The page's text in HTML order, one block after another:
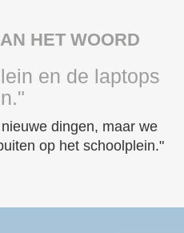
HET WOORD
en de laptops
dingen, maar we
op het schoolplein."